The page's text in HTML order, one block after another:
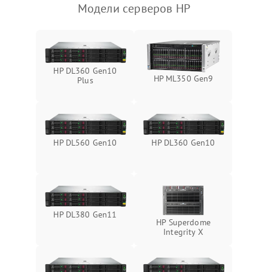
Модели серверов HP
HP DL360 Gen10
Plus
HP ML350 Gen9
HP DL560 Gen10 HP DL360 Gen10
HP DL380 Gen11
HP Superdome
Integrity Х